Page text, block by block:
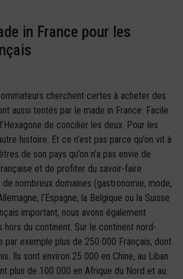
in France pour les
cherchent certes à acheter des
aussi tentés par le made in France. Facile
de concilier les deux. Pour les
histoire. Et ce n’est pas parce qu’on vit à
de son pays qu’on n’a pas envie de
et de profiter du savoir-faire
nombreux domaines (gastronomie, mode,
l’Espagne, la Belgique ou la Suisse
important, nous avons également
hors du continent. Sur le continent nord-
par exemple plus de 250 000 Français, dont
Ils sont environ 25 000 en Chine, au Liban
plus de 100 000 en Afrique du Nord et au